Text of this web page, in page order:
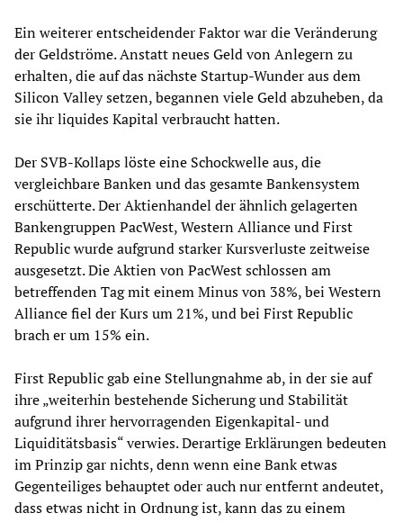
Ein weiterer entscheidender Faktor war die Veränderung
der Geldströme. Anstatt neues Geld von Anlegern zu
erhalten, die auf das nächste Startup-Wunder aus dem
Silicon Valley setzen, begannen viele Geld abzuheben, da
sie ihr liquides Kapital verbraucht hatten.
Der SVB-Kollaps löste eine Schockwelle aus, die
vergleichbare Banken und das gesamte Bankensystem
erschütterte. Der Aktienhandel der ähnlich gelagerten
Bankengruppen PacWest, Western Alliance und First
Republic wurde aufgrund starker Kursverluste zeitweise
ausgesetzt. Die Aktien von PacWest schlossen am
betreffenden Tag mit einem Minus von 38%, bei Western
Alliance fiel der Kurs um 21%, und bei First Republic
brach er um 15% ein.
First Republic gab eine Stellungnahme ab, in der sie auf
ihre „weiterhin bestehende Sicherung und Stabilität
aufgrund ihrer hervorragenden Eigenkapital- und
Liquiditätsbasis“ verwies. Derartige Erklärungen bedeuten
im Prinzip gar nichts, denn wenn eine Bank etwas
Gegenteiliges behauptet oder auch nur entfernt andeutet,
dass etwas nicht in Ordnung ist, kann das zu einem